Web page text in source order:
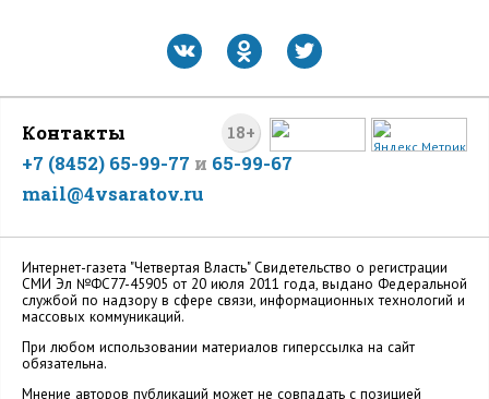
18+
Контакты
+7 (8452) 65-99-77 и 65-99-67
mail@4vsaratov.ru
Интернет-газета "Четвертая Власть" Cвидетельство о регистрации
СМИ Эл №ФС77-45905 от 20 июля 2011 года, выдано Федеральной
службой по надзору в сфере связи, информационных технологий и
массовых коммуникаций.
При любом использовании материалов гиперссылка на сайт
обязательна.
Мнение авторов публикаций может не совпадать с позицией